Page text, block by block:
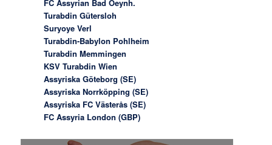
FC Assyrian Bad Oeynh.
Turabdin Gütersloh
Suryoye Verl
Turabdin-Babylon Pohlheim
Turabdin Memmingen
KSV Turabdin Wien
Assyriska Göteborg (SE)
Assyriska Norrköpping (SE)
Assyriska FC Västerås (SE)
FC Assyria London (GBP)